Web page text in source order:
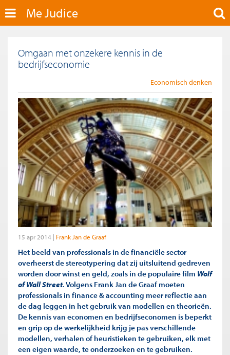
Me Judice
Omgaan met onzekere kennis in de
bedrijfseconomie
Economisch denken
15 apr 2014 Frank Jan de Graaf
Het beeld van professionals in de financiële sector
overheerst de stereotypering dat zij uitsluitend gedreven
worden door winst en geld, zoals in de populaire film Wolf
of Wall Street. Volgens Frank Jan de Graaf moeten
professionals in finance & accounting meer reflectie aan
de dag leggen in het gebruik van modellen en theorieën.
De kennis van economen en bedrijfseconomen is beperkt
en grip op de werkelijkheid krijg je pas verschillende
modellen, verhalen of heuristieken te gebruiken, elk met
een eigen waarde, te onderzoeken en te gebruiken.